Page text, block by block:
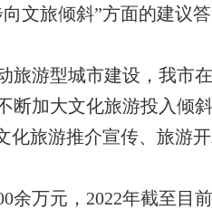
文旅倾斜”方面的建议
游型城市建设，我市
断加大文化旅游投入倾斜
化旅游推介宣传、旅游
万元，2022年截至目